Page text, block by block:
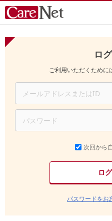
ロ
ご利用いただくために
次回から
パスワードをお